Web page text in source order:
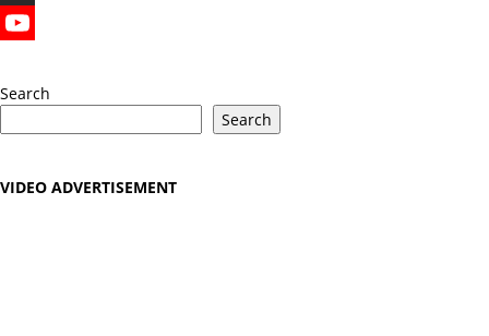
X
Search
Search
VIDEO ADVERTISEMENT